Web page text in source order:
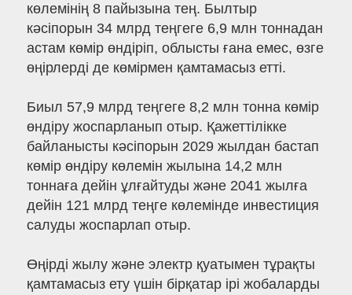
көлемінің 8 пайызына тең. Былтыр
кәсіпорын 34 млрд теңгеге 6,9 млн тоннадан
астам көмір өндіріп, облысты ғана емес, өзге
өңірлерді де көмірмен қамтамасыз етті.
Биыл 57,9 млрд теңгеге 8,2 млн тонна көмір
өндіру жоспарланып отыр. Қажеттілікке
байланысты кәсіпорын 2029 жылдан бастап
көмір өндіру көлемін жылына 14,2 млн
тоннаға дейін ұлғайтуды және 2041 жылға
дейін 121 млрд теңге көлемінде инвестиция
салуды жоспарлап отыр.
Өңірді жылу және электр қуатымен тұрақты
қамтамасыз ету үшін бірқатар ірі жобаларды